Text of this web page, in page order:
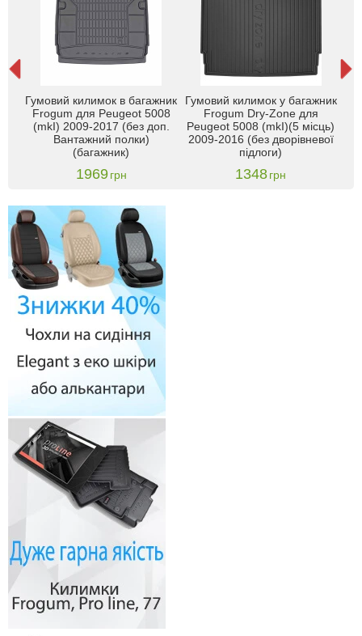
Гумовий килимок в багажник
Frogum для Peugeot 5008
(mkI) 2009-2017 (без доп.
Вантажний полки)
(багажник)
1969 грн
Гумовий килимок у багажник
Frogum Dry-Zone для
Peugeot 5008 (mkI)(5 місць)
2009-2016 (без дворівневої
підлоги)
1348грн